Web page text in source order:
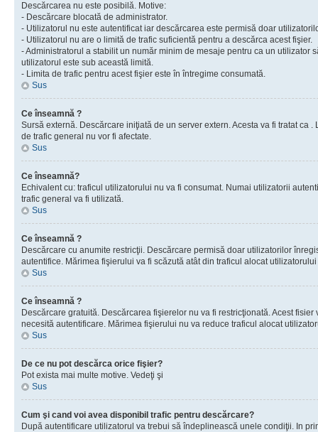
Descărcarea nu este posibilă. Motive:
- Descărcare blocată de administrator.
- Utilizatorul nu este autentificat iar descărcarea este permisă doar
- Utilizatorul nu are o limită de trafic suficientă pentru a descărca acest fişier.
- Administratorul a stabilit un număr minim de mesaje pentru ca un utilizator
utilizatorul este sub această limită.
- Limita de trafic pentru acest fişier este în întregime consumată.
Sus
Ce înseamnă ?
Sursă externă. Descărcare iniţiată de un server extern. Acesta va fi tratat ca
de trafic general nu vor fi afectate.
Sus
Ce înseamnă?
Echivalent cu: traficul utilizatorului nu va fi consumat. Numai utilizatorii
trafic general va fi utilizată.
Sus
Ce înseamnă ?
Descărcare cu anumite restricţii. Descărcare permisă doar utilizatorilor
autentifice. Mărimea fişierului va fi scăzută atât din traficul alocat
Sus
Ce înseamnă ?
Descărcare gratuită. Descărcarea fişierelor nu va fi restricţionată. Acest
necesită autentificare. Mărimea fişierului nu va reduce traficul alocat
Sus
De ce nu pot descărca orice fişier?
Pot exista mai multe motive. Vedeţi şi
Sus
Cum şi cand voi avea disponibil trafic pentru descărcare?
După autentificare utilizatorul va trebui să îndeplinească unele condiţii. In